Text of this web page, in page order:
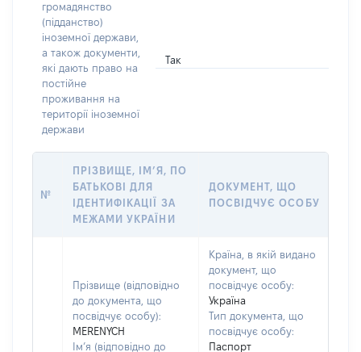
громадянство
(підданство)
іноземної держави,
а також документи,
які дають право на
постійне
проживання на
території іноземної
держави
Так
№
ПРІЗВИЩЕ, ІМ’Я, ПО
БАТЬКОВІ ДЛЯ
ІДЕНТИФІКАЦІЇ ЗА
МЕЖАМИ УКРАЇНИ
ДОКУМЕНТ, ЩО
ПОСВІДЧУЄ ОСОБУ
Прізвище (відповідно
до документа, що
посвідчує особу):
MERENYCH
Ім’я (відповідно до
Країна, в якій видано
документ, що
посвідчує особу:
Україна
Тип документа, що
посвідчує особу:
Паспорт